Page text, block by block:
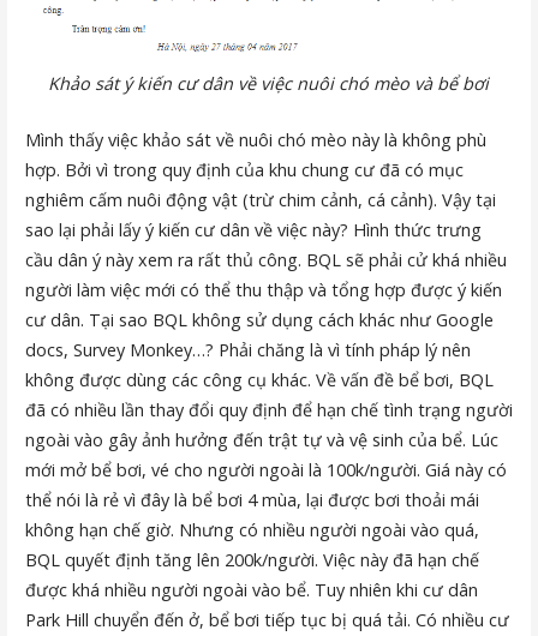
Khảo sát ý kiến cư dân về việc nuôi chó mèo và bể bơi
Mình thấy việc khảo sát về nuôi chó mèo này là không phù
hợp. Bởi vì trong quy định của khu chung cư đã có mục
nghiêm cấm nuôi động vật (trừ chim cảnh, cá cảnh). Vậy tại
sao lại phải lấy ý kiến cư dân về việc này? Hình thức trưng
cầu dân ý này xem ra rất thủ công. BQL sẽ phải cử khá nhiều
người làm việc mới có thể thu thập và tổng hợp được ý kiến
cư dân. Tại sao BQL không sử dụng cách khác như Google
docs, Survey Monkey…? Phải chăng là vì tính pháp lý nên
không được dùng các công cụ khác. Về vấn đề bể bơi, BQL
đã có nhiều lần thay đổi quy định để hạn chế tình trạng người
ngoài vào gây ảnh hưởng đến trật tự và vệ sinh của bể. Lúc
mới mở bể bơi, vé cho người ngoài là 100k/người. Giá này có
thể nói là rẻ vì đây là bể bơi 4 mùa, lại được bơi thoải mái
không hạn chế giờ. Nhưng có nhiều người ngoài vào quá,
BQL quyết định tăng lên 200k/người. Việc này đã hạn chế
được khá nhiều người ngoài vào bể. Tuy nhiên khi cư dân
Park Hill chuyển đến ở, bể bơi tiếp tục bị quá tải. Có nhiều cư